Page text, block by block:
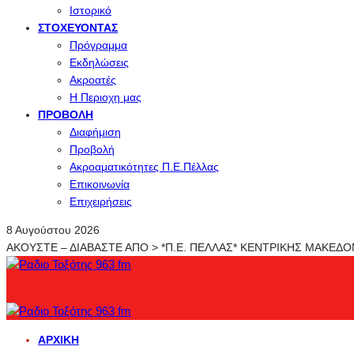
Ιστορικό
ΣΤΟΧΕΎΟΝΤΑΣ
Πρόγραμμα
Εκδηλώσεις
Ακροατές
Η Περιοχη μας
ΠΡΟΒΟΛΉ
Διαφήμιση
Προβολή
Ακροαματικότητες Π.Ε.Πέλλας
Επικοινωνία
Επιχειρήσεις
8 Αυγούστου 2026
ΑΚΟΥΣΤΕ – ΔΙΑΒΑΣΤΕ ΑΠΟ > *Π.Ε. ΠΕΛΛΑΣ* ΚΕΝΤΡΙΚΗΣ
ΑΡΧΙΚΉ